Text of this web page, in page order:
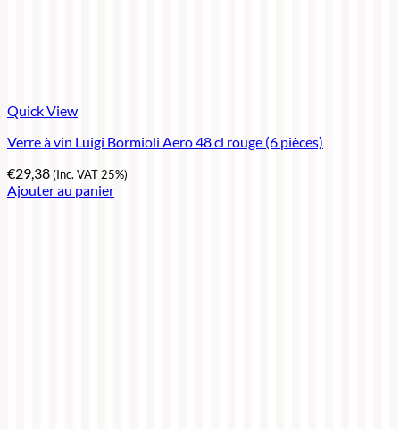
Quick View
Verre à vin Luigi Bormioli Aero 48 cl rouge (6 pièces)
€29,38(Inc. VAT 25%)
Ajouter au panier